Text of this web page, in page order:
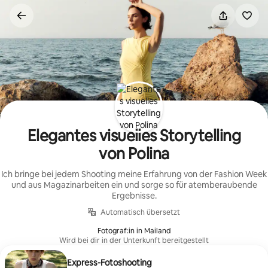
Inhalten
Elegantes visuelles Storytelling
von Polina
Ich bringe bei jedem Shooting meine Erfahrung von der Fashion Week
und aus Magazinarbeiten ein und sorge so für atemberaubende
Ergebnisse.
Automatisch übersetzt
Fotograf:in in Mailand
Wird bei dir in der Unterkunft bereitgestellt
Express-Fotoshooting